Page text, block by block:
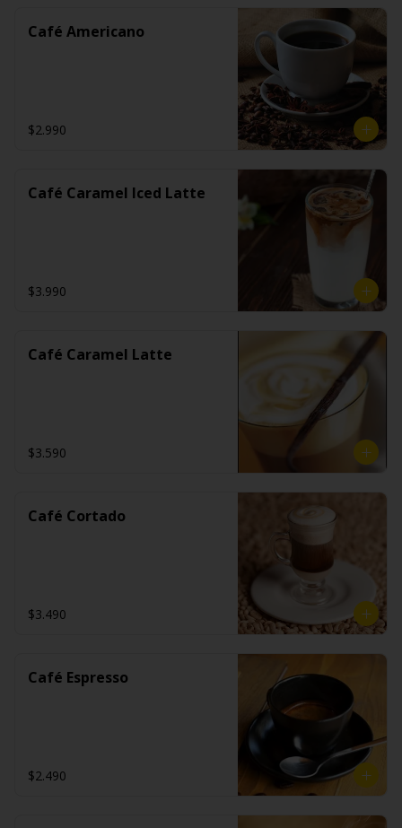
Café Americano
$2.990
Café Caramel Iced Latte
$3.990
Café Caramel Latte
$3.590
Café Cortado
$3.490
Café Espresso
$2.490